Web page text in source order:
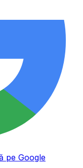
pe Google